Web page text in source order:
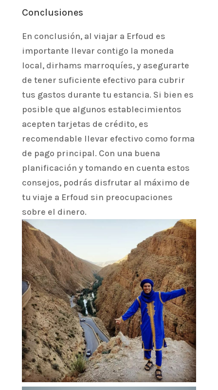
Conclusiones
En conclusión, al viajar a Erfoud es
importante llevar contigo la moneda
local, dirhams marroquíes, y asegurarte
de tener suficiente efectivo para cubrir
tus gastos durante tu estancia. Si bien es
posible que algunos establecimientos
acepten tarjetas de crédito, es
recomendable llevar efectivo como forma
de pago principal. Con una buena
planificación y tomando en cuenta estos
consejos, podrás disfrutar al máximo de
tu viaje a Erfoud sin preocupaciones
sobre el dinero.